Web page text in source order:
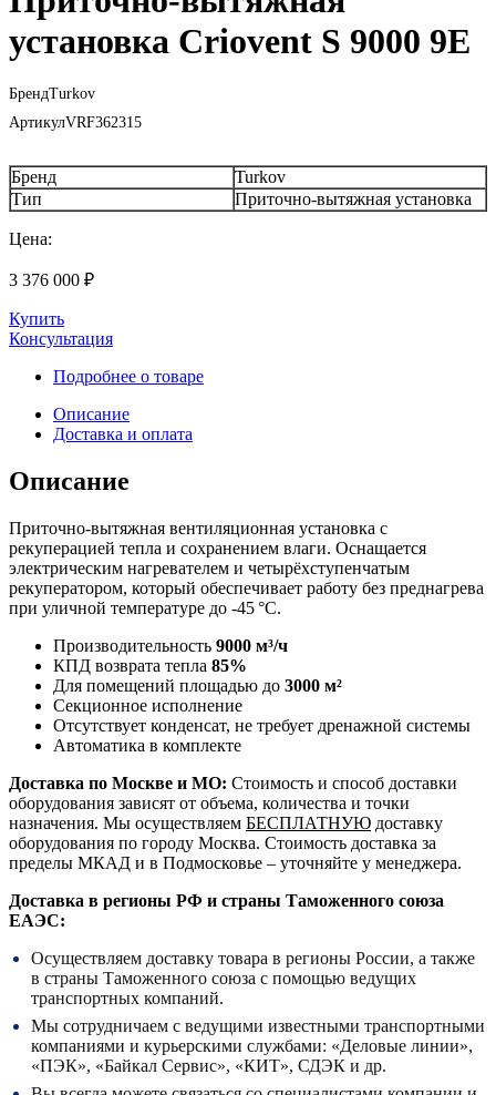
установка Criovent S 9000 9E
БрендTurkov
АртикулVRF362315
Бренд
Turkov
Тип
Приточно-вытяжная установка
Цена:
3 376 000 ₽
Купить
Консультация
Подробнее о товаре
Описание
Доставка и оплата
Описание
Приточно-вытяжная вентиляционная установка с
рекуперацией тепла и сохранением влаги. Оснащается
электрическим нагревателем и четырёхступенчатым
рекуператором, который обеспечивает работу без преднагрева
при уличной температуре до -45 °C.
Производительность 9000 м³/ч
КПД возврата тепла 85%
Для помещений площадью до 3000 м²
Секционное исполнение
Отсутствует конденсат, не требует дренажной системы
Автоматика в комплекте
Доставка по Москве и МО: Стоимость и способ доставки
оборудования зависят от объема, количества и точки
назначения. Мы осуществляем БЕСПЛАТНУЮ доставку
оборудования по городу Москва. Стоимость доставка за
пределы МКАД и в Подмосковье – уточняйте у менеджера.
Доставка в регионы РФ и страны Таможенного союза
ЕАЭС:
Осуществляем доставку товара в регионы России, а также
в страны Таможенного союза с помощью ведущих
транспортных компаний.
Мы сотрудничаем с ведущими известными транспортными
компаниями и курьерскими службами: «Деловые линии»,
«ПЭК», «Байкал Сервис», «КИТ», СДЭК и др.